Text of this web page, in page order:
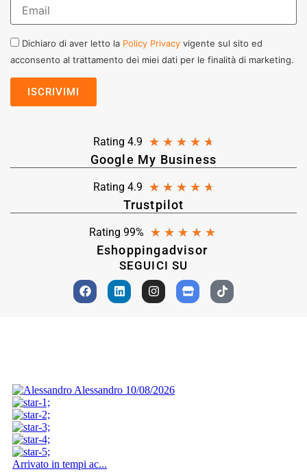
Dichiaro di aver letto la Policy Privacy vigente sul sito ed
acconsento al trattamento dei miei dati per le finalità di marketing.
Rating 4.9 ★ ★ ★ ★ ★
Google My Business
Rating 4.9 ★ ★ ★ ★ ★
Trustpilot
Rating 99% ★ ★ ★ ★ ★
Eshoppingadvisor
SEGUICI SU